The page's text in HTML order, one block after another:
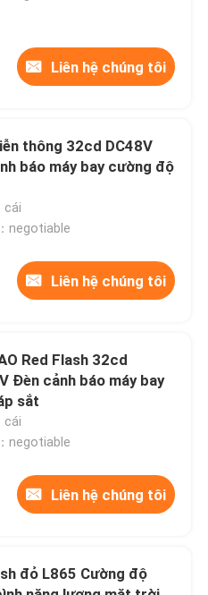
Liên hệ chúng tôi
thông 32cd DC48V
báo máy bay cường độ
cái
negotiable
Liên hệ chúng tôi
Red Flash 32cd
Đèn cảnh báo máy bay
sắt
cái
negotiable
Liên hệ chúng tôi
đỏ L865 Cường độ